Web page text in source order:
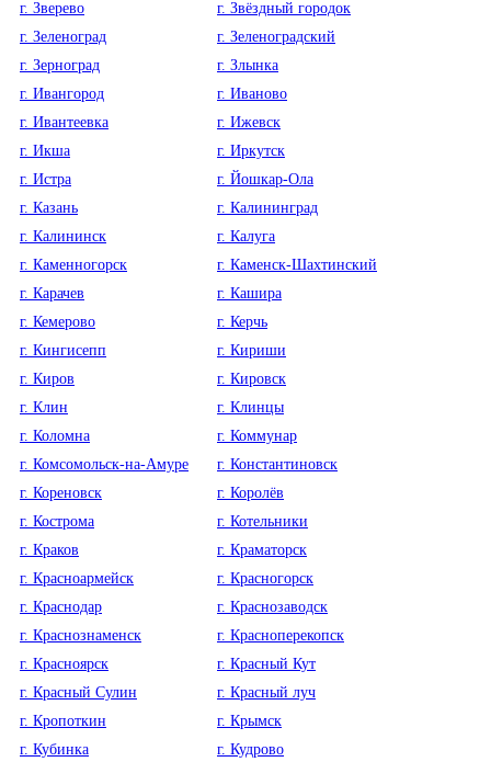
г. Зверево
г. Звёздный городок
г. Зеленоград
г. Зеленоградский
г. Зерноград
г. Злынка
г. Ивангород
г. Иваново
г. Ивантеевка
г. Ижевск
г. Икша
г. Иркутск
г. Истра
г. Йошкар-Ола
г. Казань
г. Калининград
г. Калининск
г. Калуга
г. Каменногорск
г. Каменск-Шахтинский
г. Карачев
г. Кашира
г. Кемерово
г. Керчь
г. Кингисепп
г. Кириши
г. Киров
г. Кировск
г. Клин
г. Клинцы
г. Коломна
г. Коммунар
г. Комсомольск-на-Амуре
г. Константиновск
г. Кореновск
г. Королёв
г. Кострома
г. Котельники
г. Краков
г. Краматорск
г. Красноармейск
г. Красногорск
г. Краснодар
г. Краснозаводск
г. Краснознаменск
г. Красноперекопск
г. Красноярск
г. Красный Кут
г. Красный Сулин
г. Красный луч
г. Кропоткин
г. Крымск
г. Кубинка
г. Кудрово